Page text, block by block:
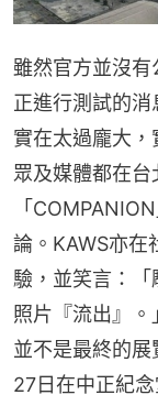
雖然官方並沒
正進行測試的
實在太過龐大
眾及媒體都在台
「
論。KAWS亦在
驗，並笑言：
照片『流出』
並不是最終的
27日在中正紀